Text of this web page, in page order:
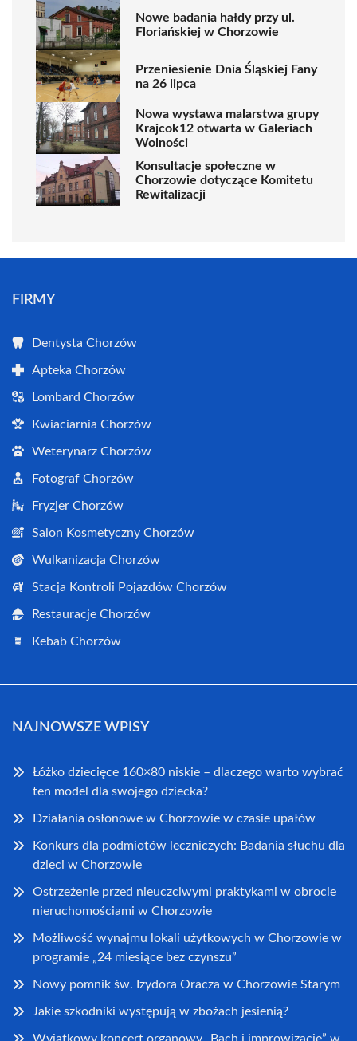
Nowe badania hałdy przy ul.
Floriańskiej w Chorzowie
Przeniesienie Dnia Śląskiej Fany
na 26 lipca
Nowa wystawa malarstwa grupy
Krajcok12 otwarta w Galeriach
Wolności
Konsultacje społeczne w
Chorzowie dotyczące Komitetu
Rewitalizacji
FIRMY
Dentysta Chorzów
Apteka Chorzów
Lombard Chorzów
Kwiaciarnia Chorzów
Weterynarz Chorzów
Fotograf Chorzów
Fryzjer Chorzów
Salon Kosmetyczny Chorzów
Wulkanizacja Chorzów
Stacja Kontroli Pojazdów Chorzów
Restauracje Chorzów
Kebab Chorzów
NAJNOWSZE WPISY
Łóżko dziecięce 160×80 niskie – dlaczego warto wybrać
ten model dla swojego dziecka?
Działania osłonowe w Chorzowie w czasie upałów
Konkurs dla podmiotów leczniczych: Badania słuchu dla
dzieci w Chorzowie
Ostrzeżenie przed nieuczciwymi praktykami w obrocie
nieruchomościami w Chorzowie
Możliwość wynajmu lokali użytkowych w Chorzowie w
programie „24 miesiące bez czynszu”
Nowy pomnik św. Izydora Oracza w Chorzowie Starym
Jakie szkodniki występują w zbożach jesienią?